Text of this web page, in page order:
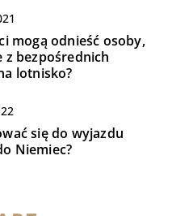
mogą odnieść osoby,
z bezpośrednich
lotnisko?
się do wyjazdu
Niemiec?